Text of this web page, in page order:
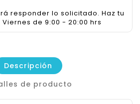
responder lo solicitado. Haz tu
de 9:00 - 20:00 hrs
Descripción
de producto